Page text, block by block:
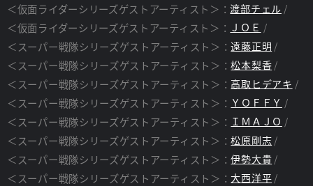
＜仮面ライダーシリーズゲストアーティスト＞：渡部チェル
＜仮面ライダーシリーズゲストアーティスト＞： ＪＯＥ
＜スーパー戦隊シリーズゲストアーティスト＞：遠藤正明
＜スーパー戦隊シリーズゲストアーティスト＞：松本梨香
＜スーパー戦隊シリーズゲストアーティスト＞： 高取ヒデアキ
＜スーパー戦隊シリーズゲストアーティスト＞： ＹＯＦＦＹ
＜スーパー戦隊シリーズゲストアーティスト＞： ＩＭＡＪＯ
＜スーパー戦隊シリーズゲストアーティスト＞：松原剛志
＜スーパー戦隊シリーズゲストアーティスト＞：伊勢大貴
＜スーパー戦隊シリーズゲストアーティスト＞：大西洋平